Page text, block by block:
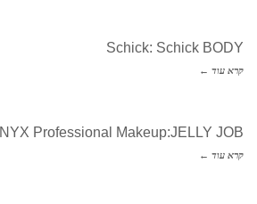
Schick: Schick BODY
קרא עוד ←
NYX Professional Makeup:JELLY JOB
קרא עוד ←